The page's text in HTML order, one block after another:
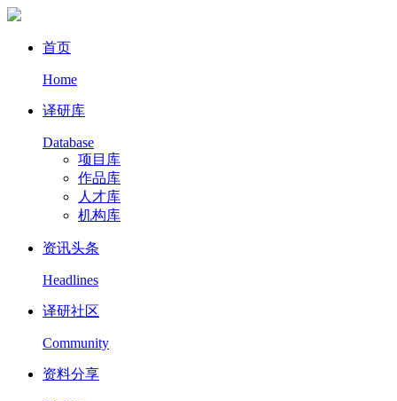
首页
Home
译研库
Database
项目库
作品库
人才库
机构库
资讯头条
Headlines
译研社区
Community
资料分享